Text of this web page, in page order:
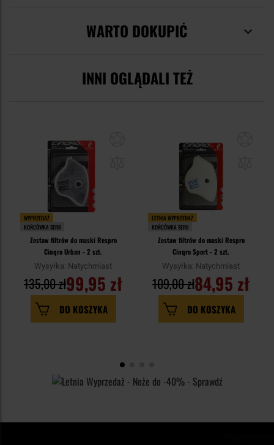
WARTO DOKUPIĆ
INNI OGLĄDALI TEŻ
WYPRZEDAŻ
KOŃCÓWKA SERII
Zestaw filtrów do maski Respro
Cinqro Urban - 2 szt.
Wysyłka: Natychmiast
99,95 zł
135,00 zł
DO KOSZYKA
LETNIA WYPRZEDAŻ
KOŃCÓWKA SERII
Zestaw filtrów do maski Respro
Cinqro Sport - 2 szt.
Wysyłka: Natychmiast
84,95 zł
109,00 zł
DO KOSZYKA